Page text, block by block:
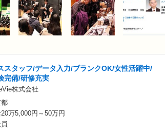
スタッフ/データ入力/ブランクOK/女性活躍中/
完備/研修充実
株式会社
20万5,000円～50万円